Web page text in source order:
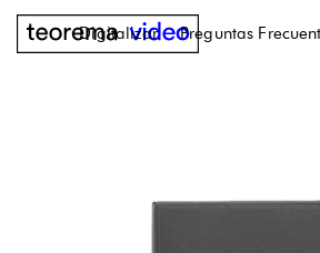
Digitalizar Preguntas